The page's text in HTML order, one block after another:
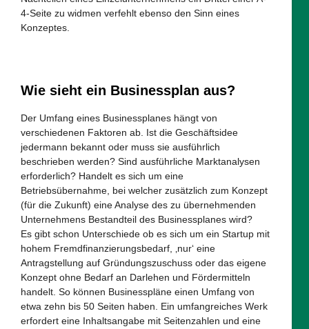
4-Seite zu widmen verfehlt ebenso den Sinn eines
Konzeptes.
Wie sieht ein Businessplan aus?
Der Umfang eines Businessplanes hängt von
verschiedenen Faktoren ab. Ist die Geschäftsidee
jedermann bekannt oder muss sie ausführlich
beschrieben werden? Sind ausführliche Marktanalysen
erforderlich? Handelt es sich um eine
Betriebsübernahme, bei welcher zusätzlich zum Konzept
(für die Zukunft) eine Analyse des zu übernehmenden
Unternehmens Bestandteil des Businessplanes wird?
Es gibt schon Unterschiede ob es sich um ein Startup mit
hohem Fremdfinanzierungsbedarf, ‚nur‘ eine
Antragstellung auf Gründungszuschuss oder das eigene
Konzept ohne Bedarf an Darlehen und Fördermitteln
handelt. So können Businesspläne einen Umfang von
etwa zehn bis 50 Seiten haben. Ein umfangreiches Werk
erfordert eine Inhaltsangabe mit Seitenzahlen und eine